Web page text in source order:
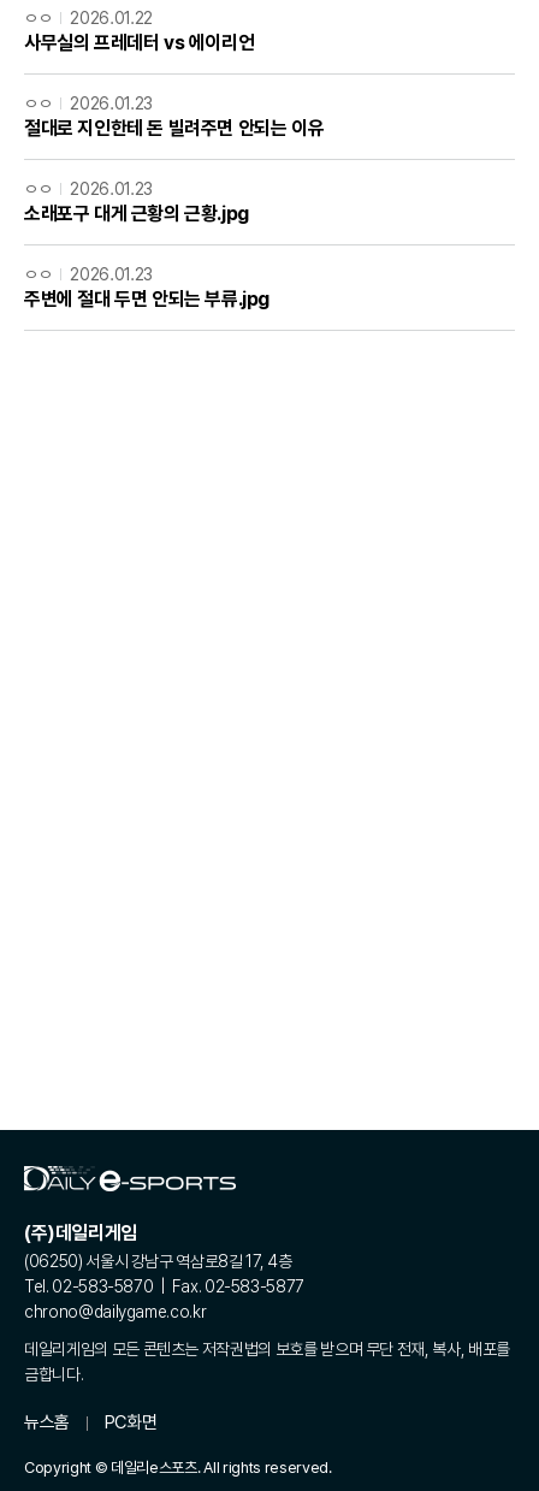
ㅇㅇ 2026.01.22
사무실의 프레데터 vs 에이리언
ㅇㅇ 2026.01.23
절대로 지인한테 돈 빌려주면 안되는 이유
ㅇㅇ 2026.01.23
소래포구 대게 근황의 근황.jpg
ㅇㅇ 2026.01.23
주변에 절대 두면 안되는 부류.jpg
(주)데일리게임
(06250) 서울시 강남구 역삼로8길 17, 4층
Tel. 02-583-5870 | Fax. 02-583-5877
chrono@dailygame.co.kr
데일리게임의 모든 콘텐츠는 저작권법의 보호를 받으며 무단 전재, 복사, 배포를
금합니다.
뉴스홈 PC화면
Copyright © 데일리e스포츠. All rights reserved.